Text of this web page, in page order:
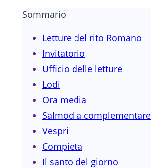
Sommario
Letture del rito Romano
Invitatorio
Ufficio delle letture
Lodi
Ora media
Salmodia complementare
Vespri
Compieta
Il santo del giorno